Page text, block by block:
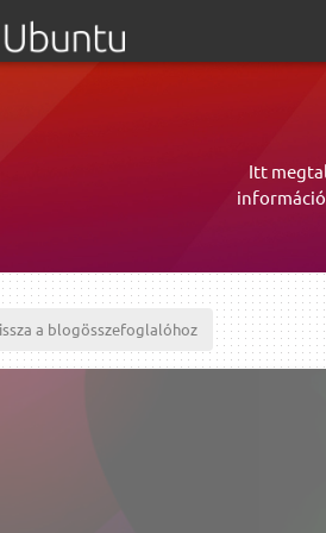
Itt
a blogösszefoglalóhoz